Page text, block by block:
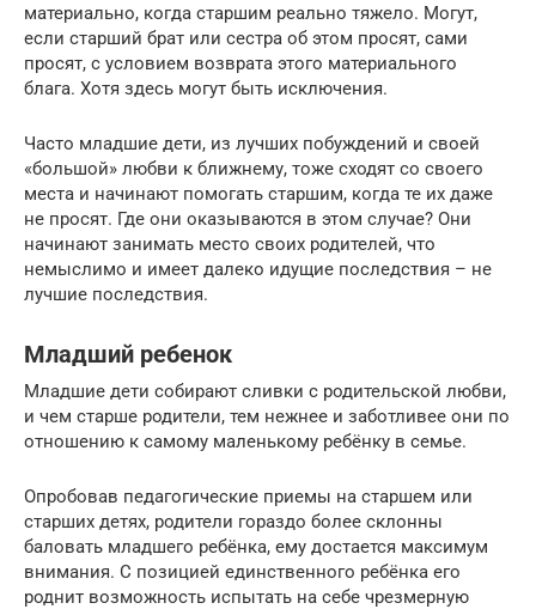
материально, когда старшим реально тяжело. Могут,
если старший брат или сестра об этом просят, сами
просят, с условием возврата этого материального
блага. Хотя здесь могут быть исключения.
Часто младшие дети, из лучших побуждений и своей
«большой» любви к ближнему, тоже сходят со своего
места и начинают помогать старшим, когда те их даже
не просят. Где они оказываются в этом случае? Они
начинают занимать место своих родителей, что
немыслимо и имеет далеко идущие последствия – не
лучшие последствия.
Младший ребенок
Младшие дети собирают сливки с родительской любви,
и чем старше родители, тем нежнее и заботливее они по
отношению к самому маленькому ребёнку в семье.
Опробовав педагогические приемы на старшем или
старших детях, родители гораздо более склонны
баловать младшего ребёнка, ему достается максимум
внимания. С позицией единственного ребёнка его
роднит возможность испытать на себе чрезмерную